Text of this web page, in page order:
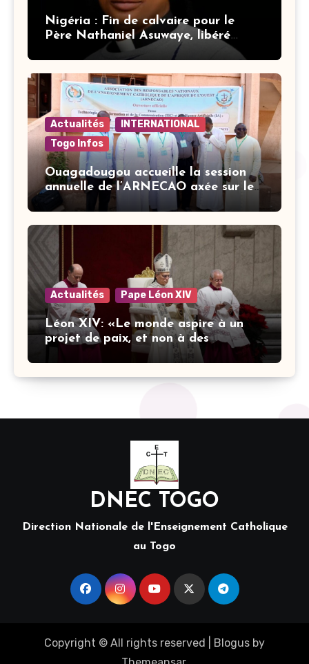
Nigéria : Fin de calvaire pour le
Père Nathaniel Asuwaye, libéré
après trois mois de captivité
Actualités
INTERNATIONAL
Togo Infos
Ouagadougou accueille la session
annuelle de l’ARNECAO axée sur les
défis de l’intelligence artificielle
Actualités Pape Léon XIV
Léon XIV: «Le monde aspire à un
projet de paix, et non à des
stratégies armées»
DNEC TOGO
Direction Nationale de l'Enseignement Catholique
au Togo
Copyright © All rights reserved Blogus by